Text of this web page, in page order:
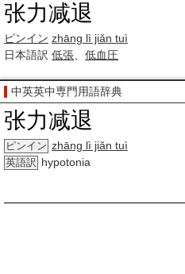
张力减退
ピンイン zhāng lì jiǎn tuì
日本語訳 低張 低血圧
中英英中専門用語辞典
张力减退
ピンイン zhāng lì jiǎn tuì
英語訳 hypotonia